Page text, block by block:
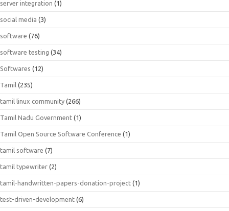
server integration (1)
social media (3)
software (76)
software testing (34)
Softwares (12)
Tamil (235)
tamil linux community (266)
Tamil Nadu Government (1)
Tamil Open Source Software Conference (1)
tamil software (7)
tamil typewriter (2)
tamil-handwritten-papers-donation-project (1)
test-driven-development (6)